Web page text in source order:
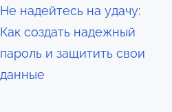
Не надейтесь на удачу:
Как создать надежный
пароль и защитить свои
данные